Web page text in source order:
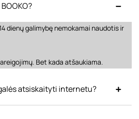
dienų galimybę nemokamai naudotis ir
Bet kada atšaukiama.
atsiskaityti internetu?